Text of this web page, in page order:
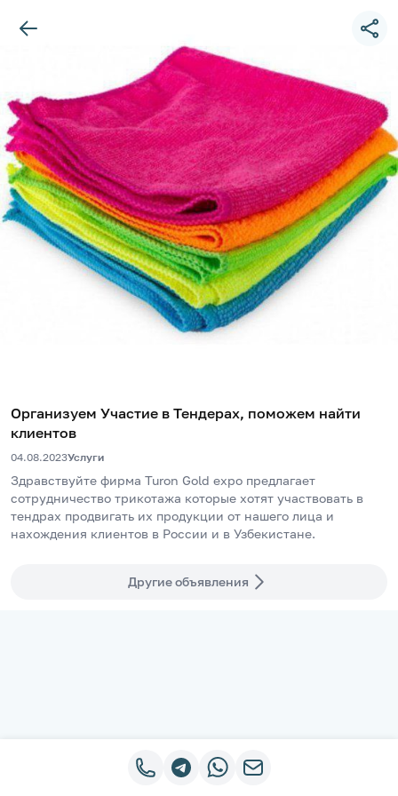
Организуем Участие в Тендерах, поможем найти
клиентов
04.08.2023Услуги
Здравствуйте фирма Turon Gold expo предлагает
сотрудничество трикотажа которые хотят участвовать в
тендрах продвигать их продукции от нашего лица и
нахождения клиентов в России и в Узбекистане.
Другие объявления